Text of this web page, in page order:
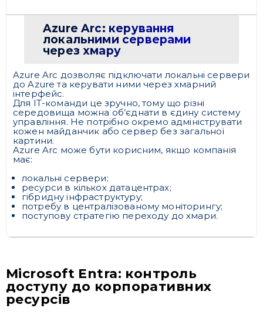
Azure Arc: керування
локальними серверами
через хмару
Azure Arc дозволяє підключати локальні сервери
до Azure та керувати ними через хмарний
інтерфейс.
Для ІТ-команди це зручно, тому що різні
середовища можна об’єднати в єдину систему
управління. Не потрібно окремо адмініструвати
кожен майданчик або сервер без загальної
картини.
Azure Arc може бути корисним, якщо компанія
має:
локальні сервери;
ресурси в кількох датацентрах;
гібридну інфраструктуру;
потребу в централізованому моніторингу;
поступову стратегію переходу до хмари.
Microsoft Entra: контроль
доступу до корпоративних
ресурсів